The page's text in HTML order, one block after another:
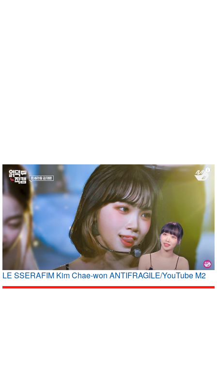
LE SSERAFIM Kim Chae-won ANTIFRAGILE/YouTube M2